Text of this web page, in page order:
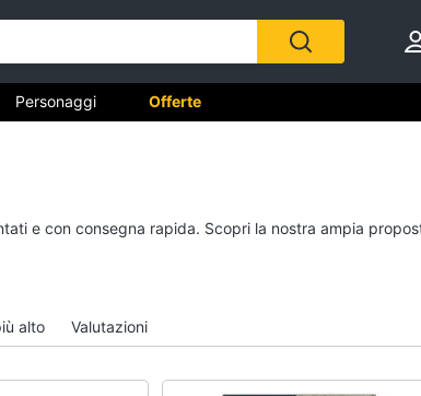
Musica Jazz
Vedi tutti
Barbara
Vedi tutti
Personaggi Offerte
e con consegna rapida. Scopri la nostra ampia
alto Valutazioni